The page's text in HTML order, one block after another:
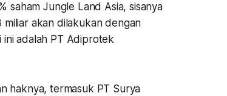
saham Jungle Land Asia, sisanya
miliar akan dilakukan dengan
ini adalah PT Adiprotek
haknya, termasuk PT Surya